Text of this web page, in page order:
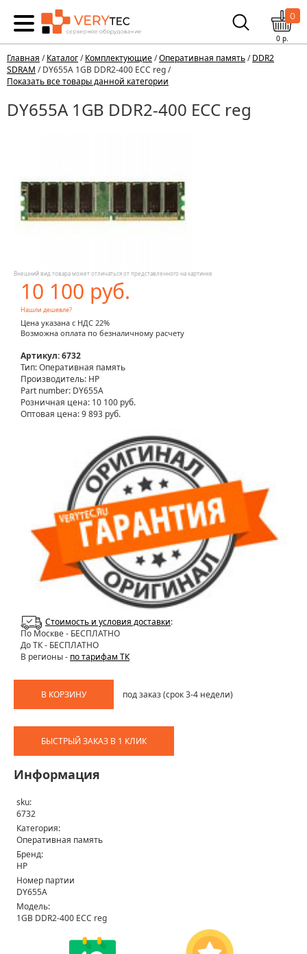
0
0р.
Главная /Каталог/Комплектующие/Оперативная память/DDR2
SDRAM / DY655A 1GB DDR2-400 ECC reg /
Показать все товары данной категории
DY655A 1GB DDR2-400 ECC reg
Внешний вид товара может отличаться от представленного на картинке
10 100 руб.
Нашли дешевле?
Цена указана с НДС 22%
Возможна оплата по безналичному расчету
Артикул: 6732
Тип: Оперативная память
Производитель: HP
Part number: DY655A
Розничная цена: 10 100 руб.
Оптовая цена: 9 893 руб.
Стоимость и условия доставки:
По Москве- БЕСПЛАТНО
До ТК - БЕСПЛАТНО
В регионы - по тарифам ТК
В КОРЗИНУ под заказ (срок 3-4 недели)
БЫСТРЫЙ ЗАКАЗ В 1 КЛИК
Информация
sku:
6732
Категория:
Оперативная память
Бренд:
HP
Номер партии
DY655A
Модель:
1GB DDR2-400 ECC reg